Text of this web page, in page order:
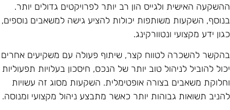
האישית ולגייס הון רב יותר לפרויקטים גדולים יותר.
השקעות משותפות יכולות להציע גישה למשאבים נוספים,
ידע מקצועי ונטוורקינג.
להשכרה לטווח קצר, שיתוף פעולה עם משקיעים אחרים
להוביל לניהול טוב יותר של הנכס, חיסכון בעלויות תפעוליות
משאבים בצורה אופטימלית. השקעות מסוג זה עשויות
תשואות גבוהות יותר כאשר מתבצע ניהול מקצועי ומנוסה.